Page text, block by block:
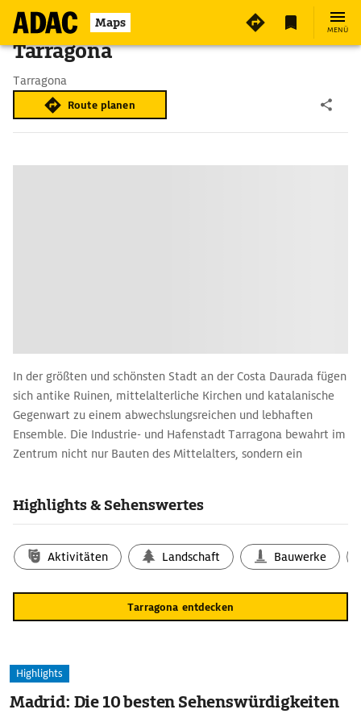
Maps MENÜ
Tarragona
Tarragona
Route planen
In der größten und schönsten Stadt an der Costa Daurada fügen
sich antike Ruinen, mittelalterliche Kirchen und katalanische
Gegenwart zu einem abwechslungsreichen und lebhaften
Ensemble. Die Industrie- und Hafenstadt Tarragona bewahrt im
Zentrum nicht nur Bauten des Mittelalters, sondern ein
Highlights & Sehenswertes
Aktivitäten Landschaft Bauwerke
Tarragona entdecken
Highlights
Madrid: Die 10 besten Sehenswürdigkeiten